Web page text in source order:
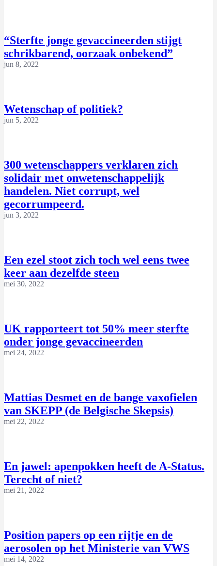
“Sterfte jonge gevaccineerden stijgt
schrikbarend, oorzaak onbekend”
jun 8, 2022
Wetenschap of politiek?
jun 5, 2022
300 wetenschappers verklaren zich
solidair met onwetenschappelijk
handelen. Niet corrupt, wel
gecorrumpeerd.
jun 3, 2022
Een ezel stoot zich toch wel eens twee
keer aan dezelfde steen
mei 30, 2022
UK rapporteert tot 50% meer sterfte
onder jonge gevaccineerden
mei 24, 2022
Mattias Desmet en de bange vaxofielen
van SKEPP (de Belgische Skepsis)
mei 22, 2022
En jawel: apenpokken heeft de A-Status.
Terecht of niet?
mei 21, 2022
Position papers op een rijtje en de
aerosolen op het Ministerie van VWS
mei 14, 2022